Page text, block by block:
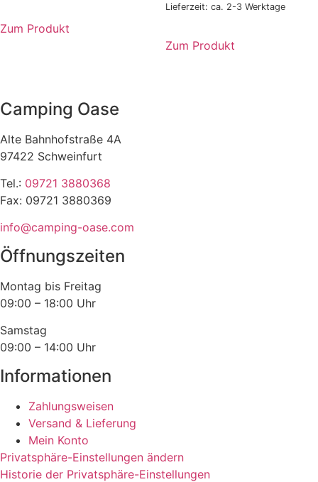
Zum Produkt
Lieferzeit: ca. 2-3 Werktage
Zum Produkt
Camping Oase
Alte Bahnhofstraße 4A
97422 Schweinfurt
Tel.: 09721 3880368
Fax: 09721 3880369
info@camping-oase.com
Öffnungszeiten
Montag bis Freitag
09:00 – 18:00 Uhr
Samstag
09:00 – 14:00 Uhr
Informationen
Zahlungsweisen
Versand & Lieferung
Mein Konto
Privatsphäre-Einstellungen ändern
Historie der Privatsphäre-Einstellungen